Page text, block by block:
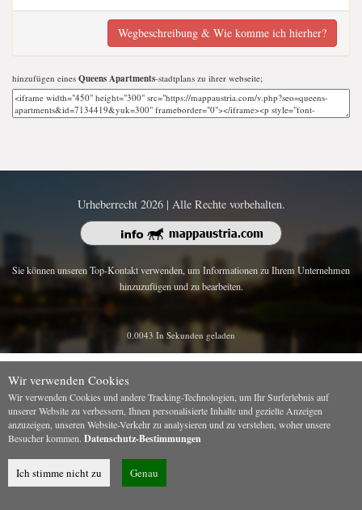
Wegbeschreibung & Wie komme ich hierher?
hinzufügen eines Queens Apartments-stadtplans zu ihrer webseite;
Urheberrecht 2026 | Alle Rechte vorbehalten.
Sie können unseren Top-Kontakt verwenden, um Informationen zu Ihrem Unternehmen
hinzuzufügen und zu bearbeiten.
0.0043 In Sekunden geladen
Wir verwenden Cookies
Wir verwenden Cookies und andere Tracking-Technologien, um Ihr Surferlebnis auf
unserer Website zu verbessern, Ihnen personalisierte Inhalte und gezielte Anzeigen
anzuzeigen, unseren Website-Verkehr zu analysieren und zu verstehen, woher unsere
Besucher kommen. Datenschutz-Bestimmungen
Ich stimme nicht zu Genau